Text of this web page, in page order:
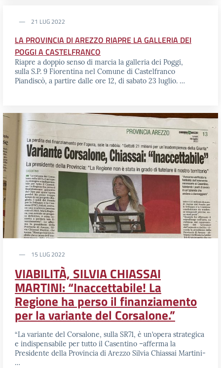
21 LUG 2022
LA PROVINCIA DI AREZZO RIAPRE LA GALLERIA DEI
POGGI A CASTELFRANCO
Riapre a doppio senso di marcia la galleria dei Poggi,
sulla S.P. 9 Fiorentina nel Comune di Castelfranco
Piandiscò, a partire dalle ore 12, di sabato 23 luglio. …
15 LUG 2022
VIABILITÀ, SILVIA CHIASSAI
MARTINI: “Inaccettabile! La
Regione ha perso il finanziamento
per la variante del Corsalone.”
“La variante del Corsalone, sulla SR71, è un’opera strategica
e indispensabile per tutto il Casentino –afferma la
Presidente della Provincia di Arezzo Silvia Chiassai Martini-
…